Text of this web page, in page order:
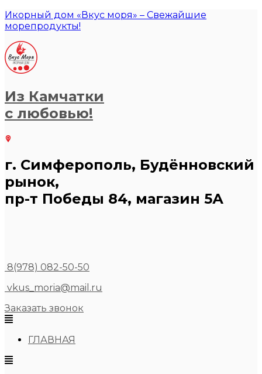
Икорный дом «Вкус моря» – Свежайшие
морепродукты!
Из Камчатки
с любовью!
г. Симферополь, Будённовский
рынок,
пр-т Победы 84, магазин 5А
8(978) 082-50-50
vkus_moria@mail.ru
Заказать звонок
ГЛАВНАЯ